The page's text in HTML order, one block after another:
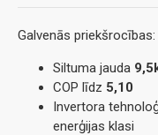
Galvenās priekšrocības:
Siltuma jauda
COP līdz 5,10
Invertora
enerģijas klasi